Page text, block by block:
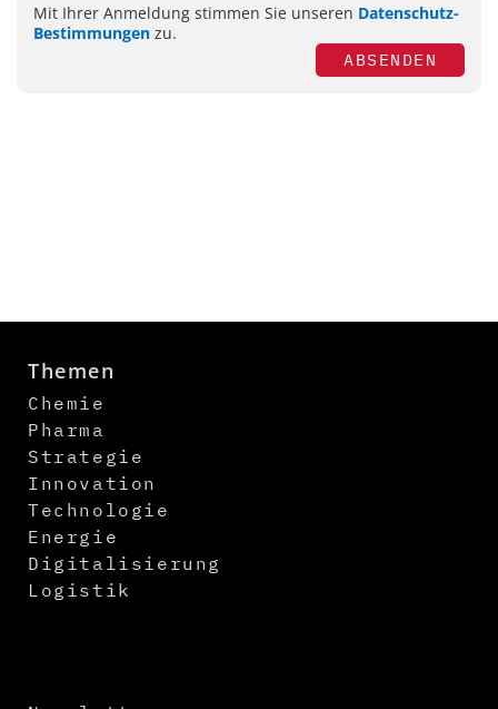
Mit Ihrer Anmeldung stimmen Sie unseren Datenschutz-
Bestimmungen zu.
ABSENDEN
Themen
Chemie
Pharma
Strategie
Innovation
Technologie
Energie
Digitalisierung
Logistik